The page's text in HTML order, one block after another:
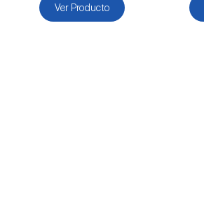
Ver Producto